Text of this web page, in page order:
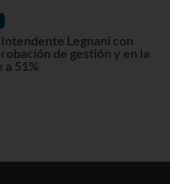
Legnani con
de gestión y en la
a 51%